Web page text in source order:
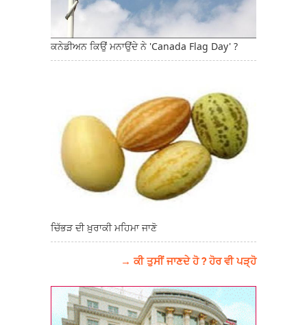
ਕਨੇਡੀਅਨ ਕਿਉਂ ਮਨਾਉਂਦੇ ਨੇ 'Canada Flag Day' ?
ਚਿੱਭੜ ਦੀ ਖ਼ੁਰਾਕੀ ਮਹਿਮਾ ਜਾਣੋ
→ ਕੀ ਤੁਸੀਂ ਜਾਣਦੇ ਹੋ ? ਹੋਰ ਵੀ ਪੜ੍ਹੋ